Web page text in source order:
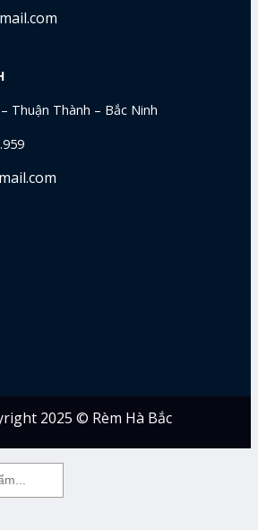
Thuận Thành – Bắc Ninh
2025 © Rèm Hà Bắc